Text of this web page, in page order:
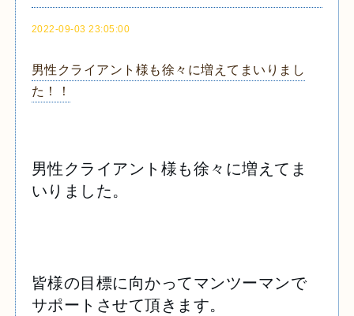
2022-09-03 23:05:00
男性クライアント様も徐々に増えてまいりまし
た！！
男性クライアント様も徐々に増えてま
いりました。
皆様の目標に向かってマンツーマンで
サポートさせて頂きます。